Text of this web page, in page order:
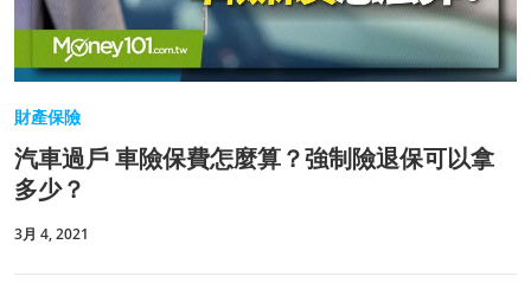
財產保險
汽車過戶 車險保費怎麼算？強制險退保可以拿
多少？
3月 4, 2021